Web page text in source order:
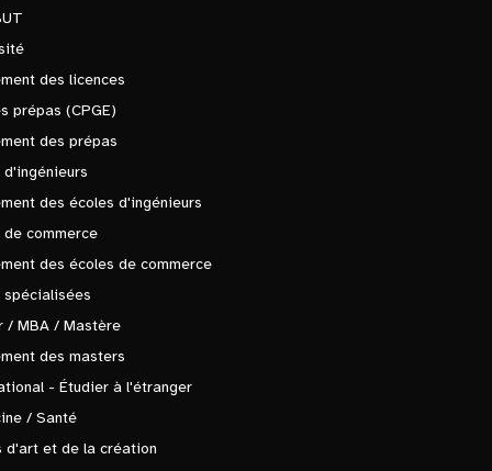
des licences
prépas (CPGE)
des prépas
d'ingénieurs
des écoles d'ingénieurs
de commerce
des écoles de commerce
spécialisées
/ MBA / Mastère
des masters
- Étudier à l'étranger
/ Santé
d'art et de la création